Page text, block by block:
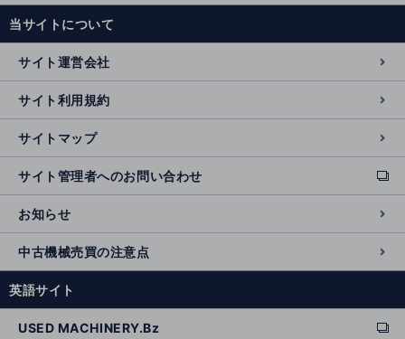
e
n
al
si
t
e
当サイトについて
サイト運営会社
サイト利用規約
サイトマップ
サイト管理者へのお問い合わせ
ext
e
r
n
al
si
e
お知らせ
中古機械売買の注意点
英語サイト
USED MACHINERY.Bz ext